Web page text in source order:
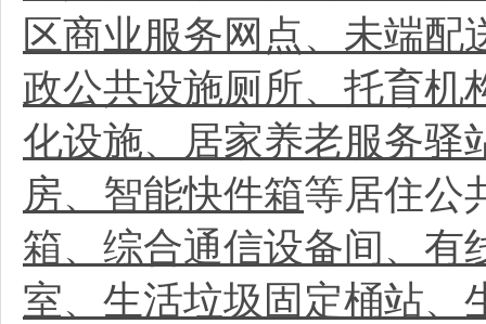
区商业服务网点、未端
政公共设施厕所、托育机
化设施、居家养老服务驿
房、智能快件箱等居住公
箱、综合通信设备间、有
室、生活垃圾固定桶站、